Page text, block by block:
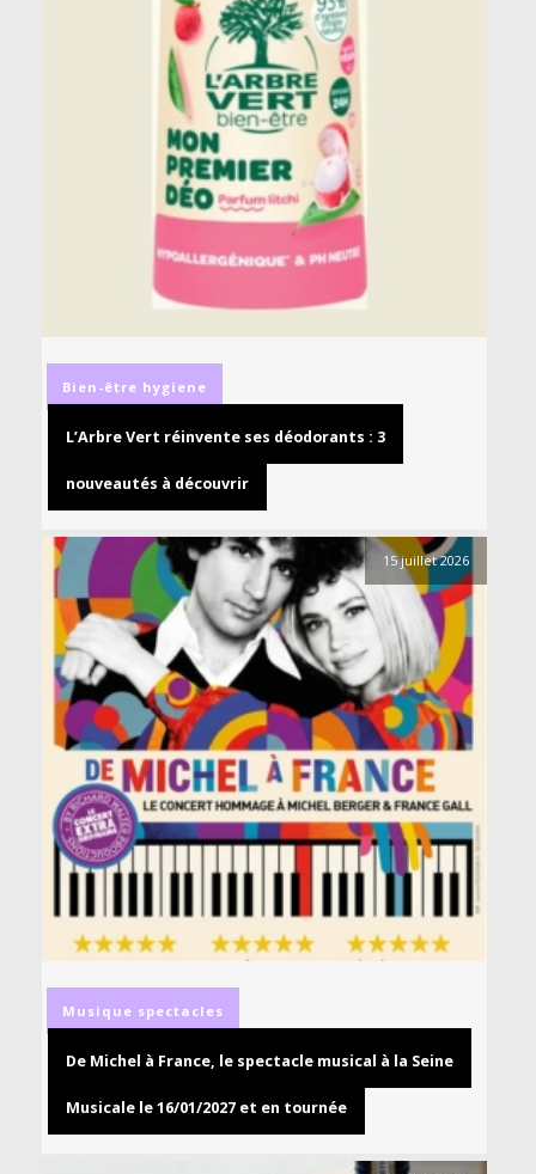
Bien-être hygiene
L’Arbre Vert réinvente ses déodorants : 3
nouveautés à découvrir
15 juillet 2026
Musique spectacles
De Michel à France, le spectacle musical à la Seine
Musicale le 16/01/2027 et en tournée